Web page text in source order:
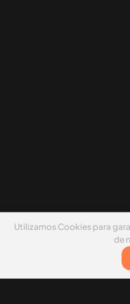
Utilizamos Cookies para
de